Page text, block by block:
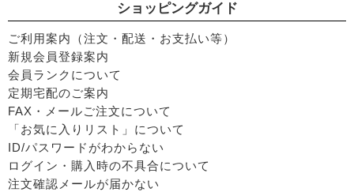
ショッピングガイド
ご利用案内（注文・配送・お支払い等）
新規会員登録案内
会員ランクについて
定期宅配のご案内
FAX・メールご注文について
「お気に入りリスト」について
ID/パスワードがわからない
ログイン・購入時の不具合について
注文確認メールが届かない